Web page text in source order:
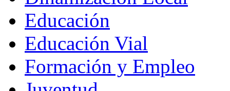
Educación
Educación Vial
Formación y Empleo